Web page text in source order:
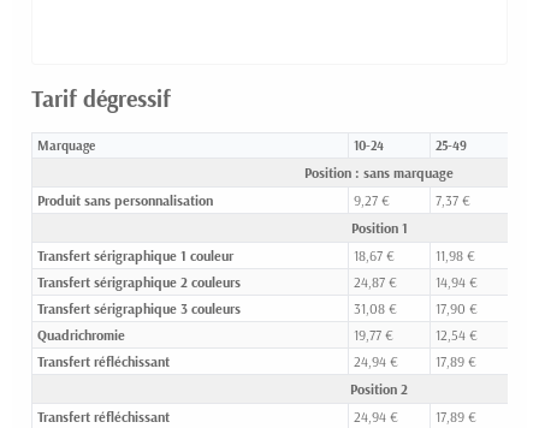
Tarif dégressif
Marquage 10-24 25-49
Position : sans marquage
Produit sans personnalisation
9,27 € 7,37 €
Position 1
Transfert sérigraphique 1 couleur
18,67 € 11,98 €
Transfert sérigraphique 2 couleurs
24,87 € 14,94 €
Transfert sérigraphique 3 couleurs
31,08 € 17,90 €
Quadrichromie
19,77 € 12,54 €
Transfert réfléchissant
24,94 € 17,89 €
Position 2
Transfert réfléchissant
24,94 € 17,89 €